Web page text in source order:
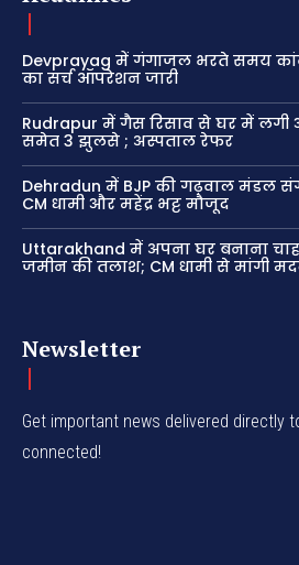
Devprayag में गंगाजल भरते समय
का सर्च ऑपरेशन जारी
Rudrapur में गैस रिसाव से घर में लगी
समेत 3 झुलसे ; अस्पताल रेफर
Dehradun में BJP की गढ़वाल मंडल
CM धामी और महेंद्र भट्ट मौजूद
Uttarakhand में अपना घर बनाना
जमीन की तलाश; CM धामी से मांगी
Newsletter
Get important news delivered directly
connected!